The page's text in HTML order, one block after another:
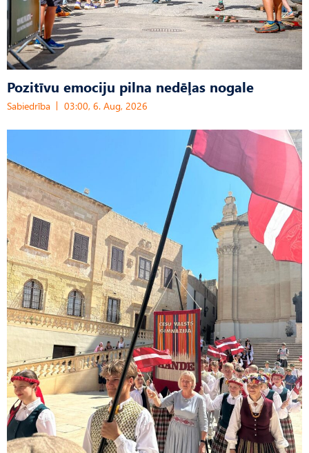
Pozitīvu emociju pilna nedēļas nogale
Sabiedrība 03:00, 6. Aug, 2026